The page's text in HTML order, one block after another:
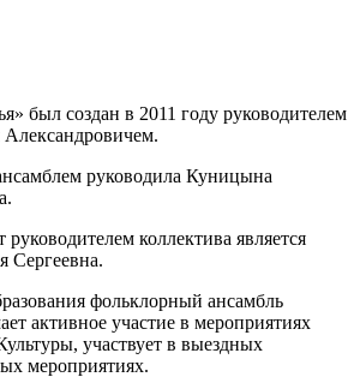
был создан в 2011 году руководителем
руководила Куницына
коллектива является
Сергеевна.
фольклорный ансамбль
активное участие в мероприятиях
участвует в выездных
мероприятиях.